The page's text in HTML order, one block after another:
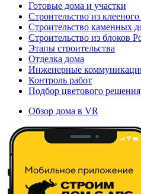
Готовые дома и участки
Строительство из клееного
Строительство каменных
Строительство из блоков
Этапы строительства
Отделка дома
Инженерные
Контроль работ
Подбор цветового решения
Обзор дома в VR